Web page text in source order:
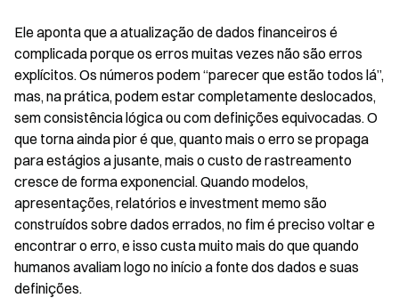
Ele aponta que a atualização de dados financeiros é
complicada porque os erros muitas vezes não são erros
explícitos. Os números podem “parecer que estão todos lá”,
mas, na prática, podem estar completamente deslocados,
sem consistência lógica ou com definições equivocadas. O
que torna ainda pior é que, quanto mais o erro se propaga
para estágios a jusante, mais o custo de rastreamento
cresce de forma exponencial. Quando modelos,
apresentações, relatórios e investment memo são
construídos sobre dados errados, no fim é preciso voltar e
encontrar o erro, e isso custa muito mais do que quando
humanos avaliam logo no início a fonte dos dados e suas
definições.